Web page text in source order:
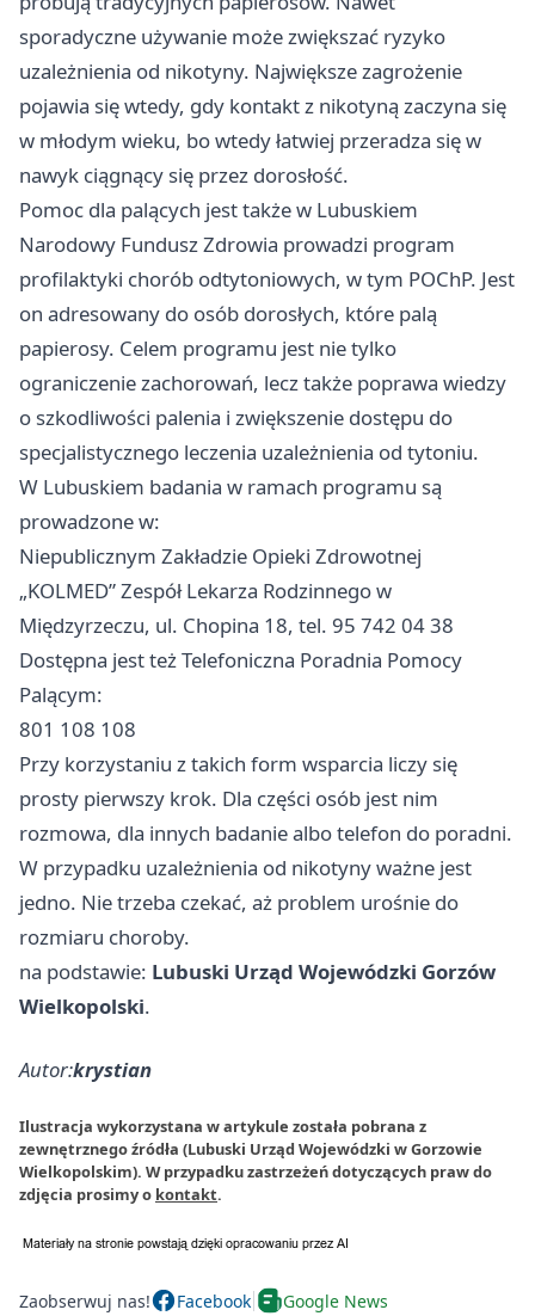
sporadyczne używanie może zwiększać ryzyko
uzależnienia od nikotyny. Największe zagrożenie
pojawia się wtedy, gdy kontakt z nikotyną zaczyna się
w młodym wieku, bo wtedy łatwiej przeradza się w
nawyk ciągnący się przez dorosłość.
Pomoc dla palących jest także w Lubuskiem
Narodowy Fundusz Zdrowia prowadzi program
profilaktyki chorób odtytoniowych, w tym POChP. Jest
on adresowany do osób dorosłych, które palą
papierosy. Celem programu jest nie tylko
ograniczenie zachorowań, lecz także poprawa wiedzy
o szkodliwości palenia i zwiększenie dostępu do
specjalistycznego leczenia uzależnienia od tytoniu.
W Lubuskiem badania w ramach programu są
prowadzone w:
Niepublicznym Zakładzie Opieki Zdrowotnej
„KOLMED” Zespół Lekarza Rodzinnego w
Międzyrzeczu, ul. Chopina 18, tel. 95 742 04 38
Dostępna jest też Telefoniczna Poradnia Pomocy
Palącym:
801 108 108
Przy korzystaniu z takich form wsparcia liczy się
prosty pierwszy krok. Dla części osób jest nim
rozmowa, dla innych badanie albo telefon do poradni.
W przypadku uzależnienia od nikotyny ważne jest
jedno. Nie trzeba czekać, aż problem urośnie do
rozmiaru choroby.
na podstawie: Lubuski Urząd Wojewódzki Gorzów
Wielkopolski.
Autor:krystian
Ilustracja wykorzystana w artykule została pobrana z
zewnętrznego źródła (Lubuski Urząd Wojewódzki w Gorzowie
Wielkopolskim). W przypadku zastrzeżeń dotyczących praw do
zdjęcia prosimy o kontakt.
Zaobserwuj nas! Facebook Google News